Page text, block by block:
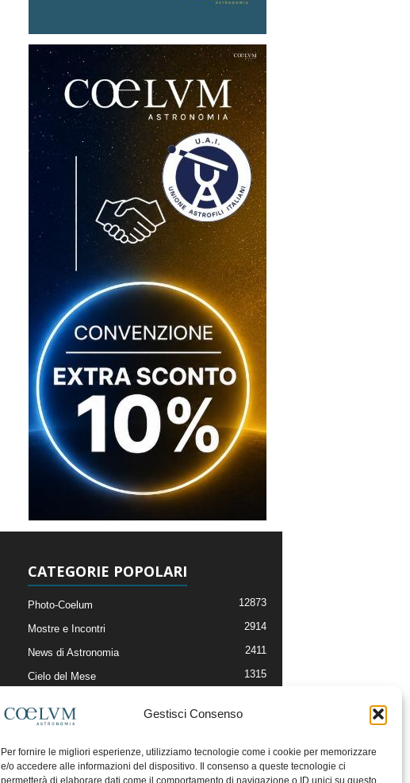
Gestisci Consenso
Per fornire le migliori esperienze, utilizziamo tecnologie come i cookie per memorizzare
e/o accedere alle informazioni del dispositivo. Il consenso a queste tecnologie ci
permetterà di elaborare dati come il comportamento di navigazione o ID unici su questo
CATEGORIE POPOLARI
Photo-Coelum 12873
Mostre e Incontri 2914
News di Astronomia 2411
Cielo del Mese 1315
Articoli e Risorse On-Line
Il Blog della Redazione